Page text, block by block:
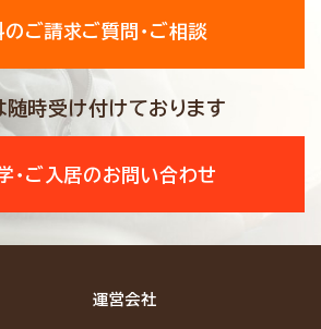
のご請求ご質問・ご相談
随時受け付けております
・ご入居のお問い合わせ
運営会社